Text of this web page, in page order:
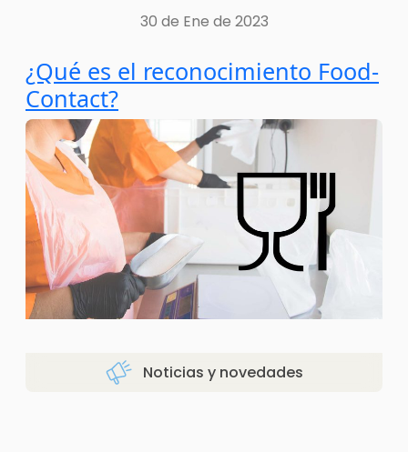
30 de Ene de 2023
¿Qué es el reconocimiento Food-
Contact?
Noticias y novedades